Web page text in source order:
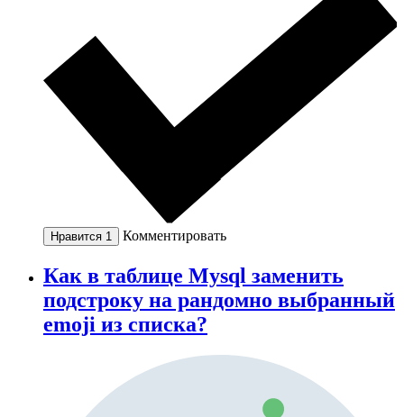
Нравится 1 Комментировать
Как в таблице Mysql заменить
подстроку на рандомно выбранный
emoji из списка?